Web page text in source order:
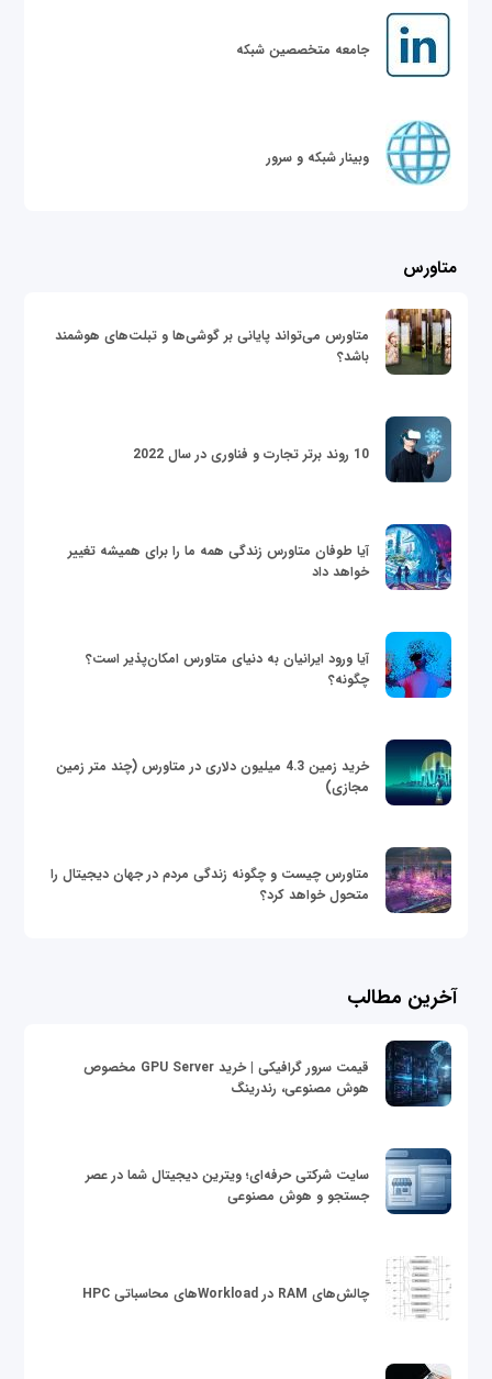
جامعه متخصصین شبکه
وبینار شبکه و سرور
متاورس
متاورس می‌تواند پایانی بر گوشی‌ها و تبلت‌های هوشمند
باشد؟
10 روند برتر تجارت و فناوری در سال 2022
آیا طوفان متاورس زندگی همه ما را برای همیشه تغییر
خواهد داد
آیا ورود ایرانیان به دنیای متاورس امکان‌پذیر است؟
چگونه؟
خرید زمین 4.3 میلیون دلاری در متاورس (چند متر زمین
مجازی)
متاورس چیست و چگونه زندگی مردم در جهان دیجیتال را
متحول خواهد کرد؟
آخرین مطالب
قیمت سرور گرافیکی | خرید GPU Server مخصوص
هوش مصنوعی، رندرینگ
سایت شرکتی حرفه‌ای؛ ویترین دیجیتال شما در عصر
جستجو و هوش مصنوعی
چالش‌های RAM در Workloadهای محاسباتی HPC